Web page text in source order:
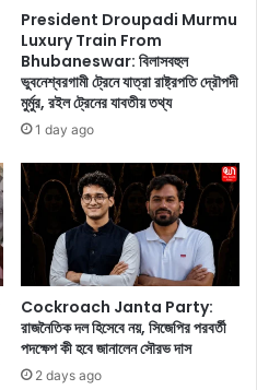
President Droupadi Murmu
Luxury Train From
Bhubaneswar: বিলাসবহুল
ভুবনেশ্বরগামী ট্রেনে যাত্রা রাষ্ট্রপতি দ্রৌপদী
মুর্মুর, রইল ট্রেনের যাবতীয় তথ্য
1 day ago
Cockroach Janta Party:
রাজনৈতিক দল হিসেবে নয়, সিজেপির পরবর্তী
পদক্ষেপ কী হবে জানালেন সৌরভ দাস
2 days ago